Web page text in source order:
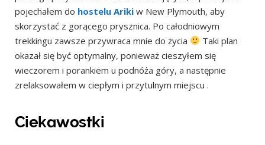
pojechałem do hostelu Ariki w New Plymouth, aby
skorzystać z gorącego prysznica. Po całodniowym
trekkingu zawsze przywraca mnie do życia
Taki plan
okazał się być optymalny, ponieważ cieszyłem się
wieczorem i porankiem u podnóża góry, a następnie
zrelaksowałem w ciepłym i przytulnym miejscu .
Ciekawostki